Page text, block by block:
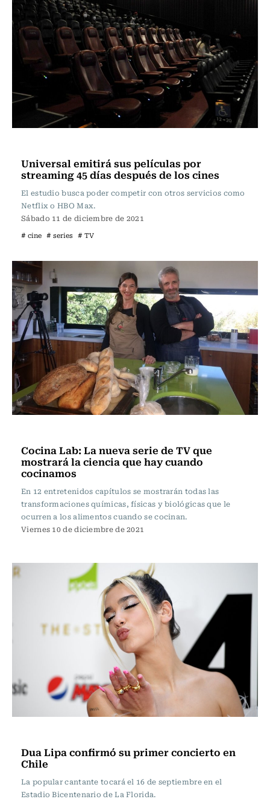
Universal emitirá sus películas por
streaming 45 días después de los cines
El estudio busca poder competir con otros servicios como
Netflix o HBO Max.
Sábado 11 de diciembre de 2021
# cine # series # TV
Cocina Lab: La nueva serie de TV que
mostrará la ciencia que hay cuando
cocinamos
En 12 entretenidos capítulos se mostrarán todas las
transformaciones químicas, físicas y biológicas que le
ocurren a los alimentos cuando se cocinan.
Viernes 10 de diciembre de 2021
Dua Lipa confirmó su primer concierto en
Chile
La popular cantante tocará el 16 de septiembre en el
Estadio Bicentenario de La Florida.